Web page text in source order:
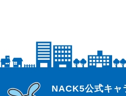
らじっと君
NACK5公式キャ